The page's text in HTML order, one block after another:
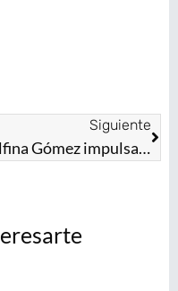
Siguiente
Delfina Gómez impulsa desarrollo y bienestar en la Región Norte del Edoméx